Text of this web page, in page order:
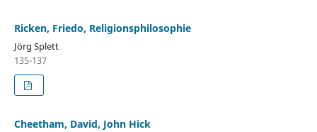
Ricken, Friedo, Religionsphilosophie
Jörg Splett
135-137
Cheetham, David, John Hick